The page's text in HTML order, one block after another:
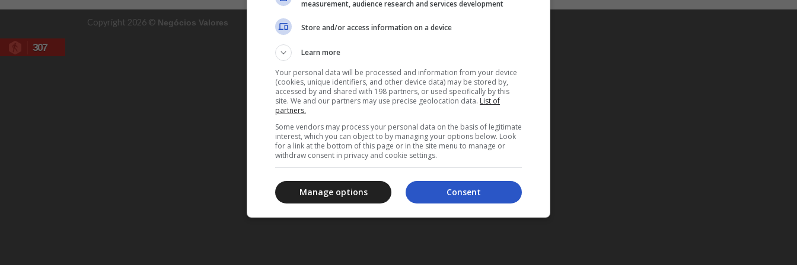
Copyright 2026 © Negócios Valores
307
measurement, audience research and services development
Store and/or access information on a device
Learn more
Your personal data will be processed and information from your device
(cookies, unique identifiers, and other device data) may be stored by,
accessed by and shared with 198 partners, or used specifically by this
site. We and our partners may use precise geolocation data. List of
partners.
Some vendors may process your personal data on the basis of legitimate
interest, which you can object to by managing your options below. Look
for a link at the bottom of this page or in the site menu to manage or
withdraw consent in privacy and cookie settings.
Consent
Manage options